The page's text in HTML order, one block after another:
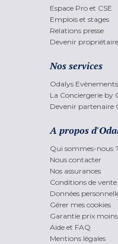
Espace Pro et CSE
Emplois et stages
Relations presse
Devenir propriétaire
Nos services
Odalys
La Conciergerie by
Devenir partenaire
A propos
Qui sommes-nous ?
Nous contacter
Nos assurances
Conditions de vente
Données
Gérer mes cookies
Garantie prix
Aide et FAQ
Mentions légales